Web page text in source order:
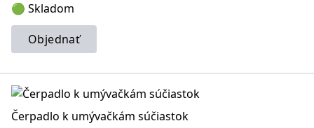
🟢 Skladom
Objednať
Čerpadlo k umývačkám súčiastok